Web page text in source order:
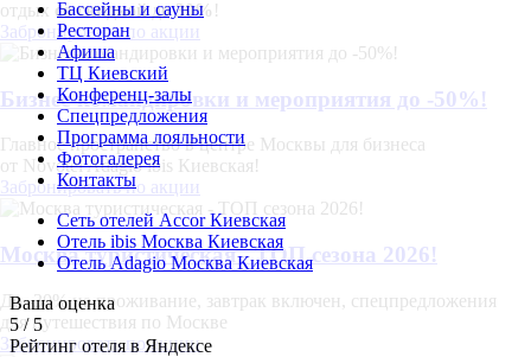
отдых со скидкой до 30% !
Забронировать по акции
Бизнес-командировки и мероприятия до -50%!
Главное пространство в центре Москвы для бизнеса
от Novotel Adagio ibis Киевская!
Забронировать по акции
Москва туристическая - ТОП сезона 2026!
До -30% на проживание, завтрак включен, спецпредложения
для путешествия по Москве
Забронировать по акции
Бассейны и сауны
Ресторан
Афиша
ТЦ Киевский
Конференц-залы
Спецпредложения
Программа лояльности
Фотогалерея
Контакты
Сеть отелей Accor Киевская
Отель ibis Москва Киевская
Отель Adagio Москва Киевская
Ваша оценка
5 / 5
Рейтинг отеля в Яндексе